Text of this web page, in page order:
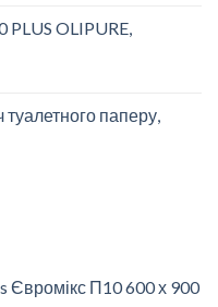
PLUS OLIPURE,
туалетного паперу,
Євромікс П10 600 х 900